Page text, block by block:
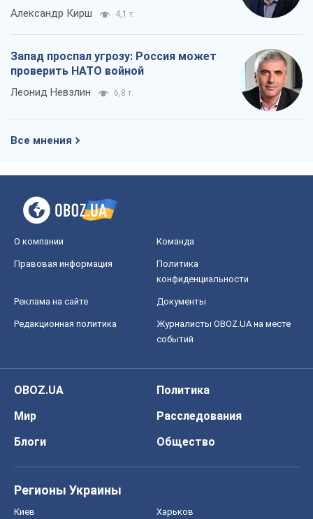
Александр Кирш 4,1 т.
Запад проспал угрозу: Россия может
проверить НАТО войной
Леонид Невзлин 6,8 т.
Все мнения
О компании Команда
Правовая информация
Политика
конфиденциальности
Реклама на сайте Документы
Редакционная политика
Журналисты OBOZ.UA на месте
событий
OBOZ.UA
Политика
Мир
Расследования
Блоги
Общество
Регионы Украины
Киев Харьков